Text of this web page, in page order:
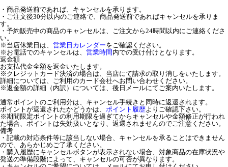
・商品発送前であれば、キャンセルを承ります。
・ご注文後30分以内のご連絡で、商品発送前であればキャンセルを承りま
す。
・予約販売中の商品のキャンセルは、ご注文から24時間以内にご連絡くださ
い。
※当店休業日は、 営業日カレンダーをご確認ください。
※お電話でのキャンセルは、 営業時間 内での受け付けとなります。
返金額
お支払代金全額を返金いたします。
※クレジットカード決済の場合は、当店にて請求の取り消しをいたします。
詳細については、ご利用のカード会社へお問い合わせください。
※返金額の詳細（内訳）については、後日メールにてご案内いたします。
通常ポイントのご利用分は、キャンセル手続きと同時に返還されます。
ポイントが返還されたかどうかは、 ポイント履歴よりご確認下さい。
※期間限定ポイントの利用期限を過ぎてからキャンセルや金額修正が行われ
た場合、ポイントは失効扱いとなり、返還されませんのでご注意ください。
備考
・記載の対応条件等に該当しない場合、キャンセルを承ることはできません
ので、あらかじめご了承ください。
・購入履歴にキャンセルボタンが表示されない場合、対象商品の在庫状況や
発送の準備段階によって、キャンセルの可否が異なります。